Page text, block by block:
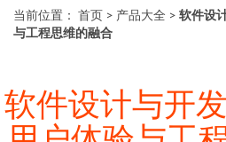
当前位置： 首页 > 产品大全 > 软件设
与工程思维的融合
软件设计与开